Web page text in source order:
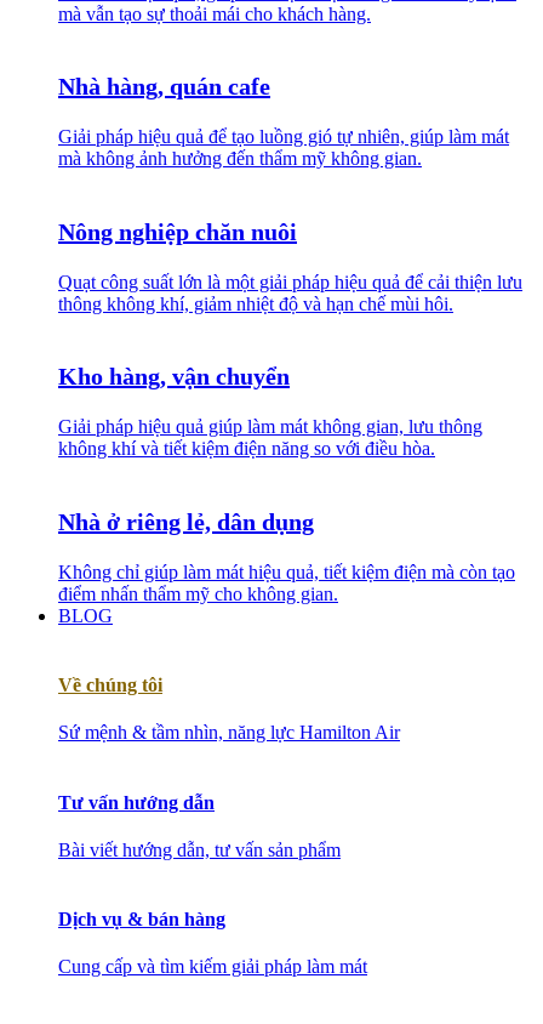
mà vẫn tạo sự thoải mái cho khách hàng.
Nhà hàng, quán cafe
Giải pháp hiệu quả để tạo luồng gió tự nhiên, giúp làm mát
mà không ảnh hưởng đến thẩm mỹ không gian.
Nông nghiệp chăn nuôi
Quạt công suất lớn là một giải pháp hiệu quả để cải thiện lưu
thông không khí, giảm nhiệt độ và hạn chế mùi hôi.
Kho hàng, vận chuyển
Giải pháp hiệu quả giúp làm mát không gian, lưu thông
không khí và tiết kiệm điện năng so với điều hòa.
Nhà ở riêng lẻ, dân dụng
Không chỉ giúp làm mát hiệu quả, tiết kiệm điện mà còn tạo
điểm nhấn thẩm mỹ cho không gian.
BLOG
Về chúng tôi
Sứ mệnh & tầm nhìn, năng lực Hamilton Air
Tư vấn hướng dẫn
Bài viết hướng dẫn, tư vấn sản phẩm
Dịch vụ & bán hàng
Cung cấp và tìm kiếm giải pháp làm mát